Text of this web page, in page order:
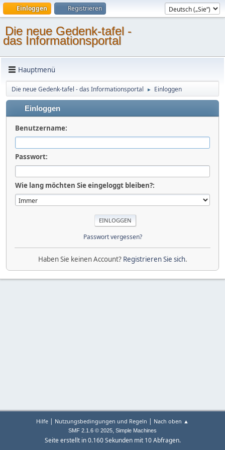
Einloggen Registrieren
Die neue Gedenk-tafel -
das Informationsportal
Hauptmenü
Die neue Gedenk-tafel - das Informationsportal ► Einloggen
Einloggen
Benutzername:
Passwort:
Wie lang möchten Sie eingeloggt bleiben?:
Passwort vergessen?
Haben Sie keinen Account? Registrieren Sie sich.
Hilfe | Nutzungsbedingungen und Regeln | Nach oben ▲
SMF 2.1.6 © 2025, Simple Machines
Seite erstellt in 0.160 Sekunden mit 10 Abfragen.